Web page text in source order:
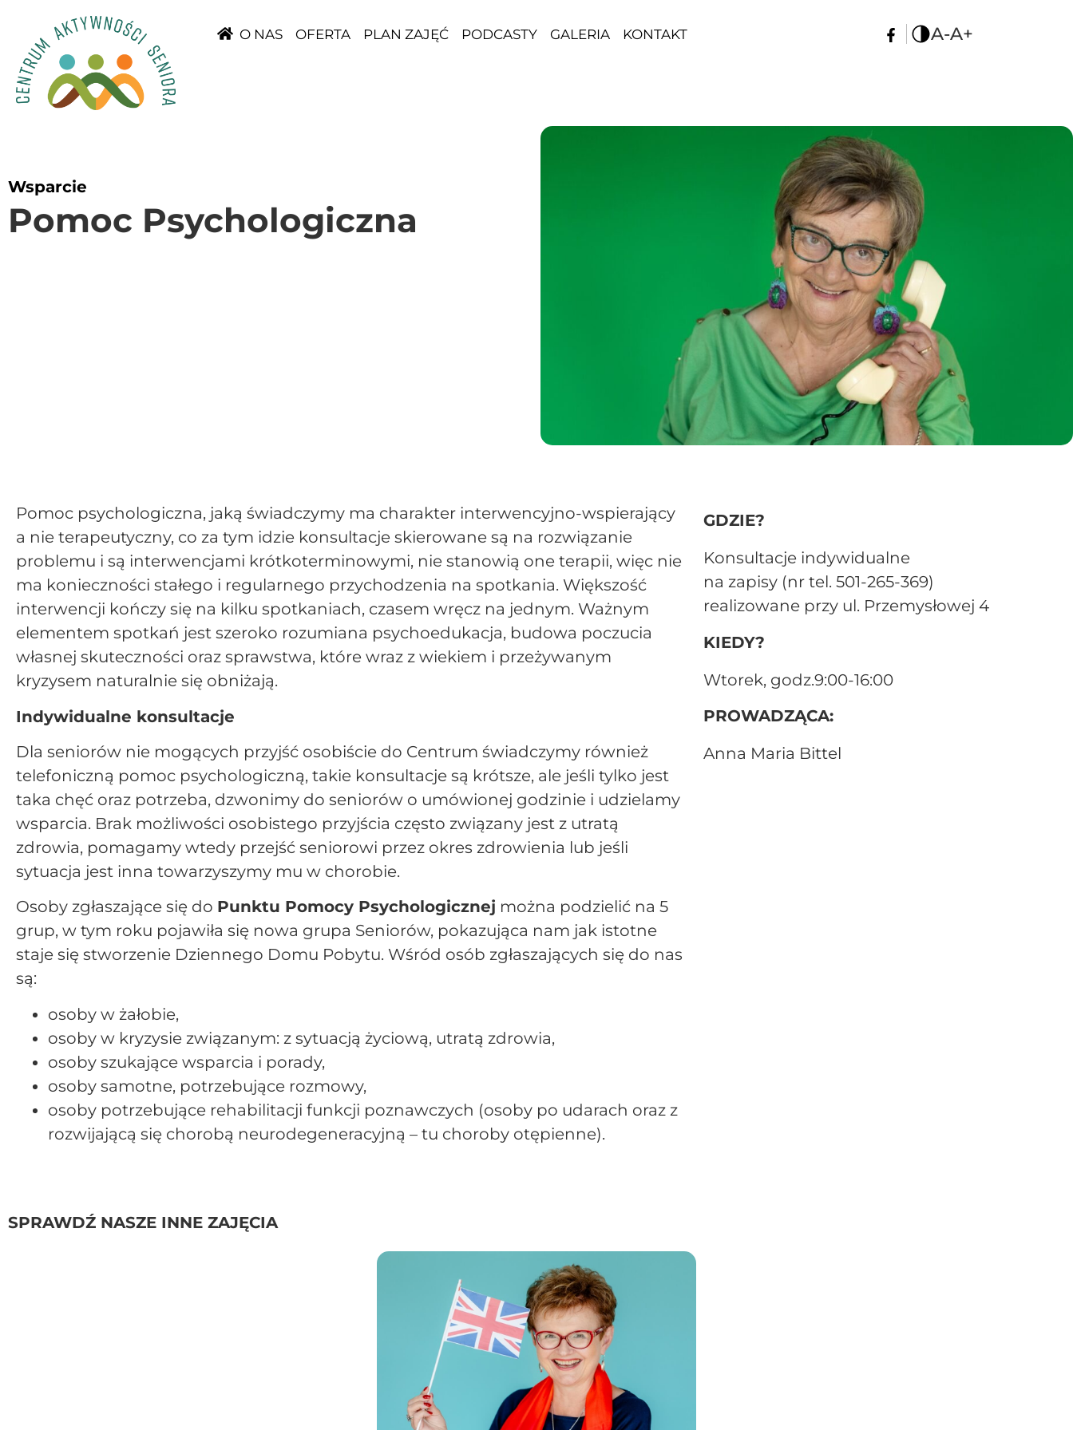
O NAS OFERTA PLAN ZAJĘĆ PODCASTY GALERIA KONTAKT A-A+
Wsparcie
Pomoc Psychologiczna
Pomoc psychologiczna, jaką świadczymy ma charakter interwencyjno-wspierający
a nie terapeutyczny, co za tym idzie konsultacje skierowane są na rozwiązanie
problemu i są interwencjami krótkoterminowymi, nie stanowią one terapii, więc nie
ma konieczności stałego i regularnego przychodzenia na spotkania. Większość
interwencji kończy się na kilku spotkaniach, czasem wręcz na jednym. Ważnym
elementem spotkań jest szeroko rozumiana psychoedukacja, budowa poczucia
własnej skuteczności oraz sprawstwa, które wraz z wiekiem i przeżywanym
kryzysem naturalnie się obniżają.
Indywidualne konsultacje
Dla seniorów nie mogących przyjść osobiście do Centrum świadczymy również
telefoniczną pomoc psychologiczną, takie konsultacje są krótsze, ale jeśli tylko jest
taka chęć oraz potrzeba, dzwonimy do seniorów o umówionej godzinie i udzielamy
wsparcia. Brak możliwości osobistego przyjścia często związany jest z utratą
zdrowia, pomagamy wtedy przejść seniorowi przez okres zdrowienia lub jeśli
sytuacja jest inna towarzyszymy mu w chorobie.
Osoby zgłaszające się do Punktu Pomocy Psychologicznej można podzielić na 5
grup, w tym roku pojawiła się nowa grupa Seniorów, pokazująca nam jak istotne
staje się stworzenie Dziennego Domu Pobytu. Wśród osób zgłaszających się do nas
są:
osoby w żałobie,
osoby w kryzysie związanym: z sytuacją życiową, utratą zdrowia,
osoby szukające wsparcia i porady,
osoby samotne, potrzebujące rozmowy,
osoby potrzebujące rehabilitacji funkcji poznawczych (osoby po udarach oraz z
rozwijającą się chorobą neurodegeneracyjną – tu choroby otępienne).
GDZIE?
Konsultacje indywidualne
na zapisy (nr tel. 501-265-369)
realizowane przy ul. Przemysłowej 4
KIEDY?
Wtorek, godz.9:00-16:00
PROWADZĄCA:
Anna Maria Bittel
SPRAWDŹ NASZE INNE ZAJĘCIA